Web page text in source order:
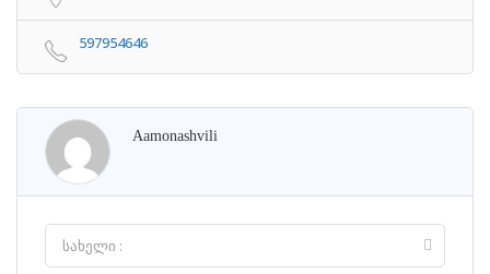
597954646
Aamonashvili